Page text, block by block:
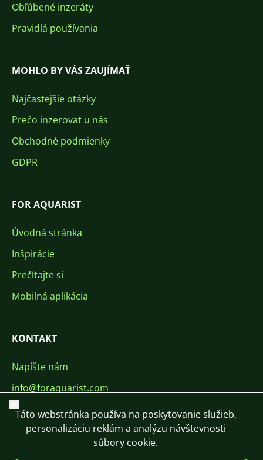
Obľúbené inzeráty
Pravidlá používania
MOHLO BY VÁS ZAUJÍMAŤ
Najčastejšie otázky
Prečo inzerovať u nás
Obchodné podmienky
GDPR
FOR AQUARIST
Úvodná stránka
Inšpirácie
Prečítajte si
Mobilná aplikácia
KONTAKT
Napíšte nám
info@foraquarist.com
+420 603 449 602
Zavrieť
Táto webstránka používa na poskytovanie služieb,
personalizáciu reklám a analýzu návštevnosti
súbory cookie.